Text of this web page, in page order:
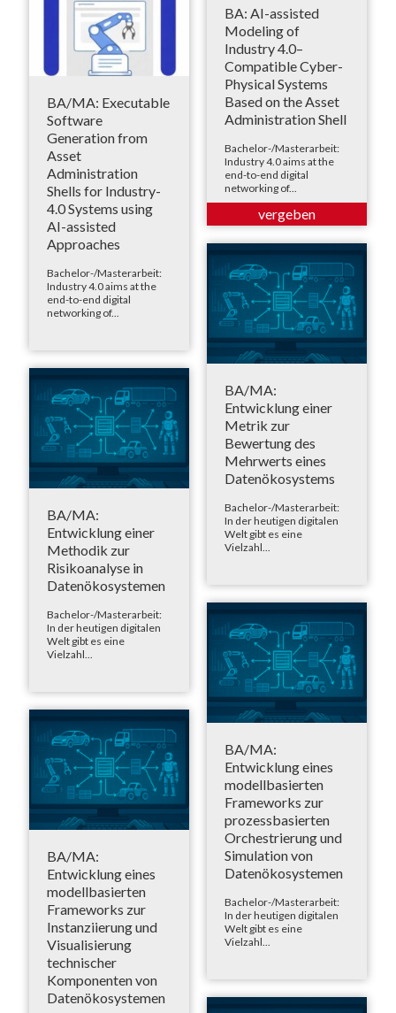
BA: AI-assisted
Modeling of
Industry 4.0–
Compatible Cyber-
Physical Systems
Based on the Asset
Administration Shell
Bachelor-/Masterarbeit:
Industry 4.0 aims at the
end-to-end digital
networking of...
BA/MA: Executable
Software
Generation from
Asset
Administration
Shells for Industry-
4.0 Systems using
AI-assisted
Approaches
Bachelor-/Masterarbeit:
Industry 4.0 aims at the
end-to-end digital
networking of...
BA/MA:
Entwicklung einer
Metrik zur
Bewertung des
Mehrwerts eines
Datenökosystems
Bachelor-/Masterarbeit:
In der heutigen digitalen
Welt gibt es eine
Vielzahl...
BA/MA:
Entwicklung einer
Methodik zur
Risikoanalyse in
Datenökosystemen
Bachelor-/Masterarbeit:
In der heutigen digitalen
Welt gibt es eine
Vielzahl...
BA/MA:
Entwicklung eines
modellbasierten
Frameworks zur
prozessbasierten
Orchestrierung und
Simulation von
Datenökosystemen
Bachelor-/Masterarbeit:
In der heutigen digitalen
Welt gibt es eine
Vielzahl...
BA/MA:
Entwicklung eines
modellbasierten
Frameworks zur
Instanziierung und
Visualisierung
technischer
Komponenten von
Datenökosystemen